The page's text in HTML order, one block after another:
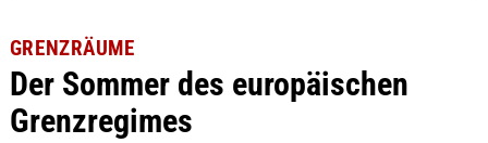
GRENZRÄUME
Der Sommer des europäischen
Grenzregimes